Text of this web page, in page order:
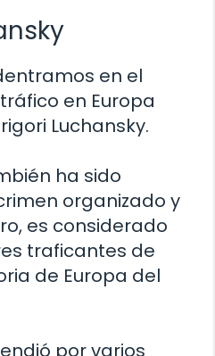
en el
en Europa
Luchansky.
ha sido
organizado y
es considerado
traficantes de
de Europa del
por varios